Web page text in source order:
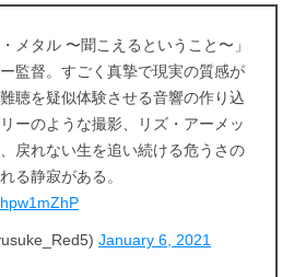
メタル 〜聞こえるということ〜」
監督。すごく真摯で現実の質感が
聴を疑似体験させる音響の作り込
ーのような撮影、リズ・アーメッ
戻れない生を追い続ける危うさの
る静寂がある。
January 6, 2021